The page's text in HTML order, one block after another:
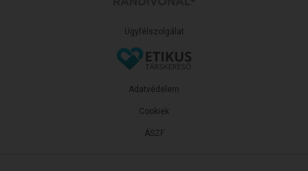
Ügyfélszolgálat
ÁSZF
Adatvédelem
Cookiek